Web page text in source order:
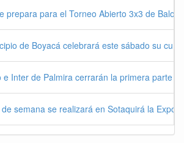
prepara para el Torneo Abierto 3x3 de
de Boyacá celebrará este sábado su
e Inter de Palmira cerrarán la primera parte
de semana se realizará en Sotaquirá la